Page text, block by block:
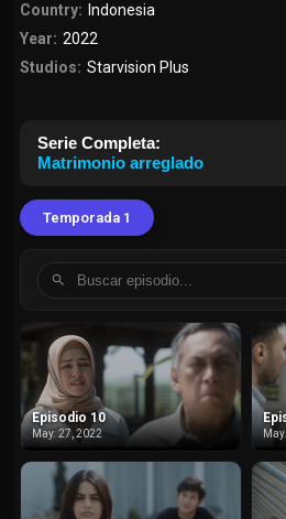
Country: Indonesia
Year: 2022
Studios: Starvision Plus
Serie Completa:
Matrimonio arreglado
Temporada 1
Episodio 10
May. 27, 2022